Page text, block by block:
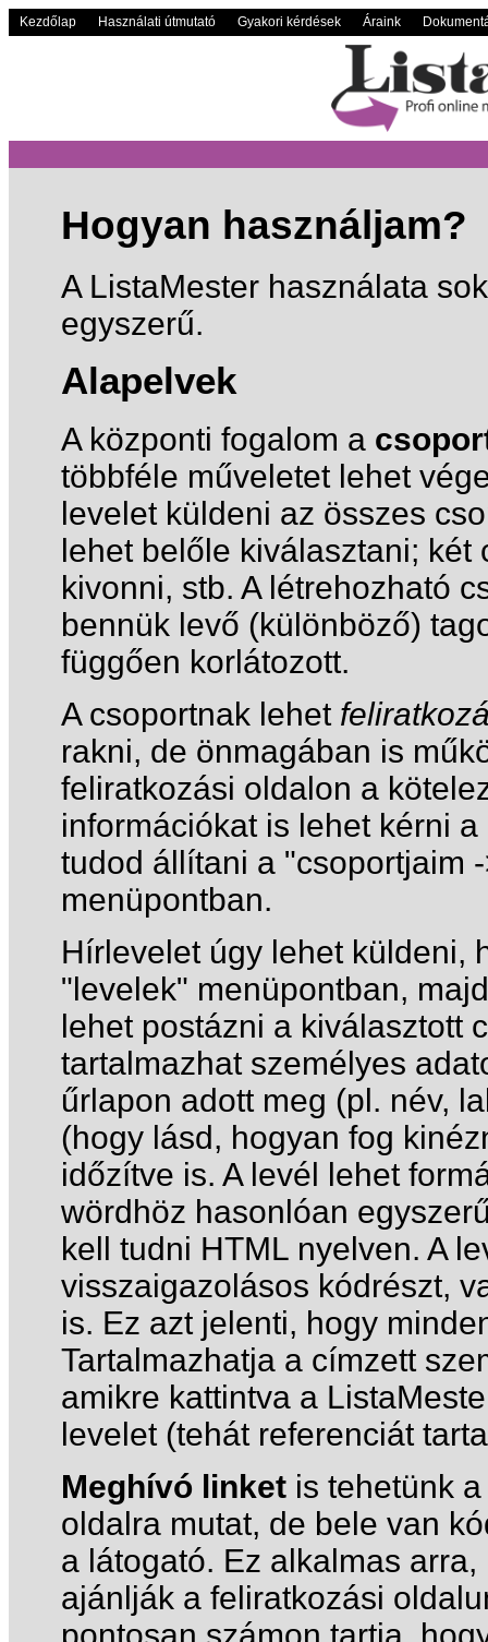
Kezdőlap Használati útmutató Gyakori kérdések Áraink
Hogyan használjam?
A ListaMester használata
egyszerű.
Alapelvek
A központi fogalom a
többféle műveletet lehet
levelet küldeni az összes
lehet belőle kiválasztani;
kivonni, stb. A létrehozható
bennük levő (különböző)
függően korlátozott.
A csoportnak lehet
rakni, de önmagában is
feliratkozási oldalon a
információkat is lehet kérni
tudod állítani a "csoportjaim
menüpontban.
Hírlevelet úgy lehet küldeni,
"levelek" menüpontban,
lehet postázni a kiválasztott
tartalmazhat személyes
űrlapon adott meg (pl. név,
(hogy lásd, hogyan fog
időzítve is. A levél lehet
wördhöz hasonlóan
kell tudni HTML nyelven. A
visszaigazolásos kódrészt,
is. Ez azt jelenti, hogy
Tartalmazhatja a címzett
amikre kattintva a
levelet (tehát referenciát
Meghívó linket is tehetünk
oldalra mutat, de bele van
a látogató. Ez alkalmas
ajánlják a feliratkozási
pontosan számon tartja,